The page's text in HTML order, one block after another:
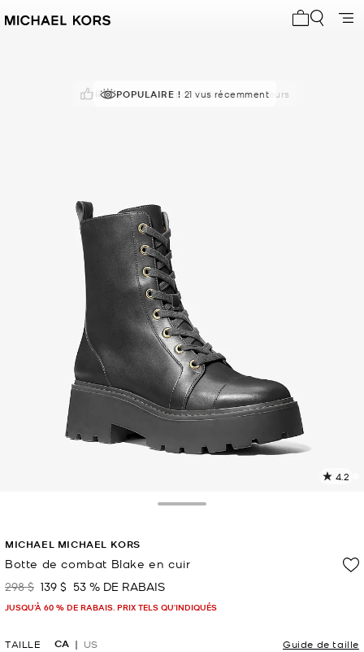
RECOMMANDÉ par 100% des acheteurs
POPULAIRE ! 21 vus récemment
4.2
MICHAEL MICHAEL KORS
Botte de combat Blake en cuir
était
298 $ maintenant
139 $ 53 % DE RABAIS
JUSQU’À 60 % DE RABAIS. PRIX TELS QU'INDIQUÉS
TAILLE CA US Guide de taille